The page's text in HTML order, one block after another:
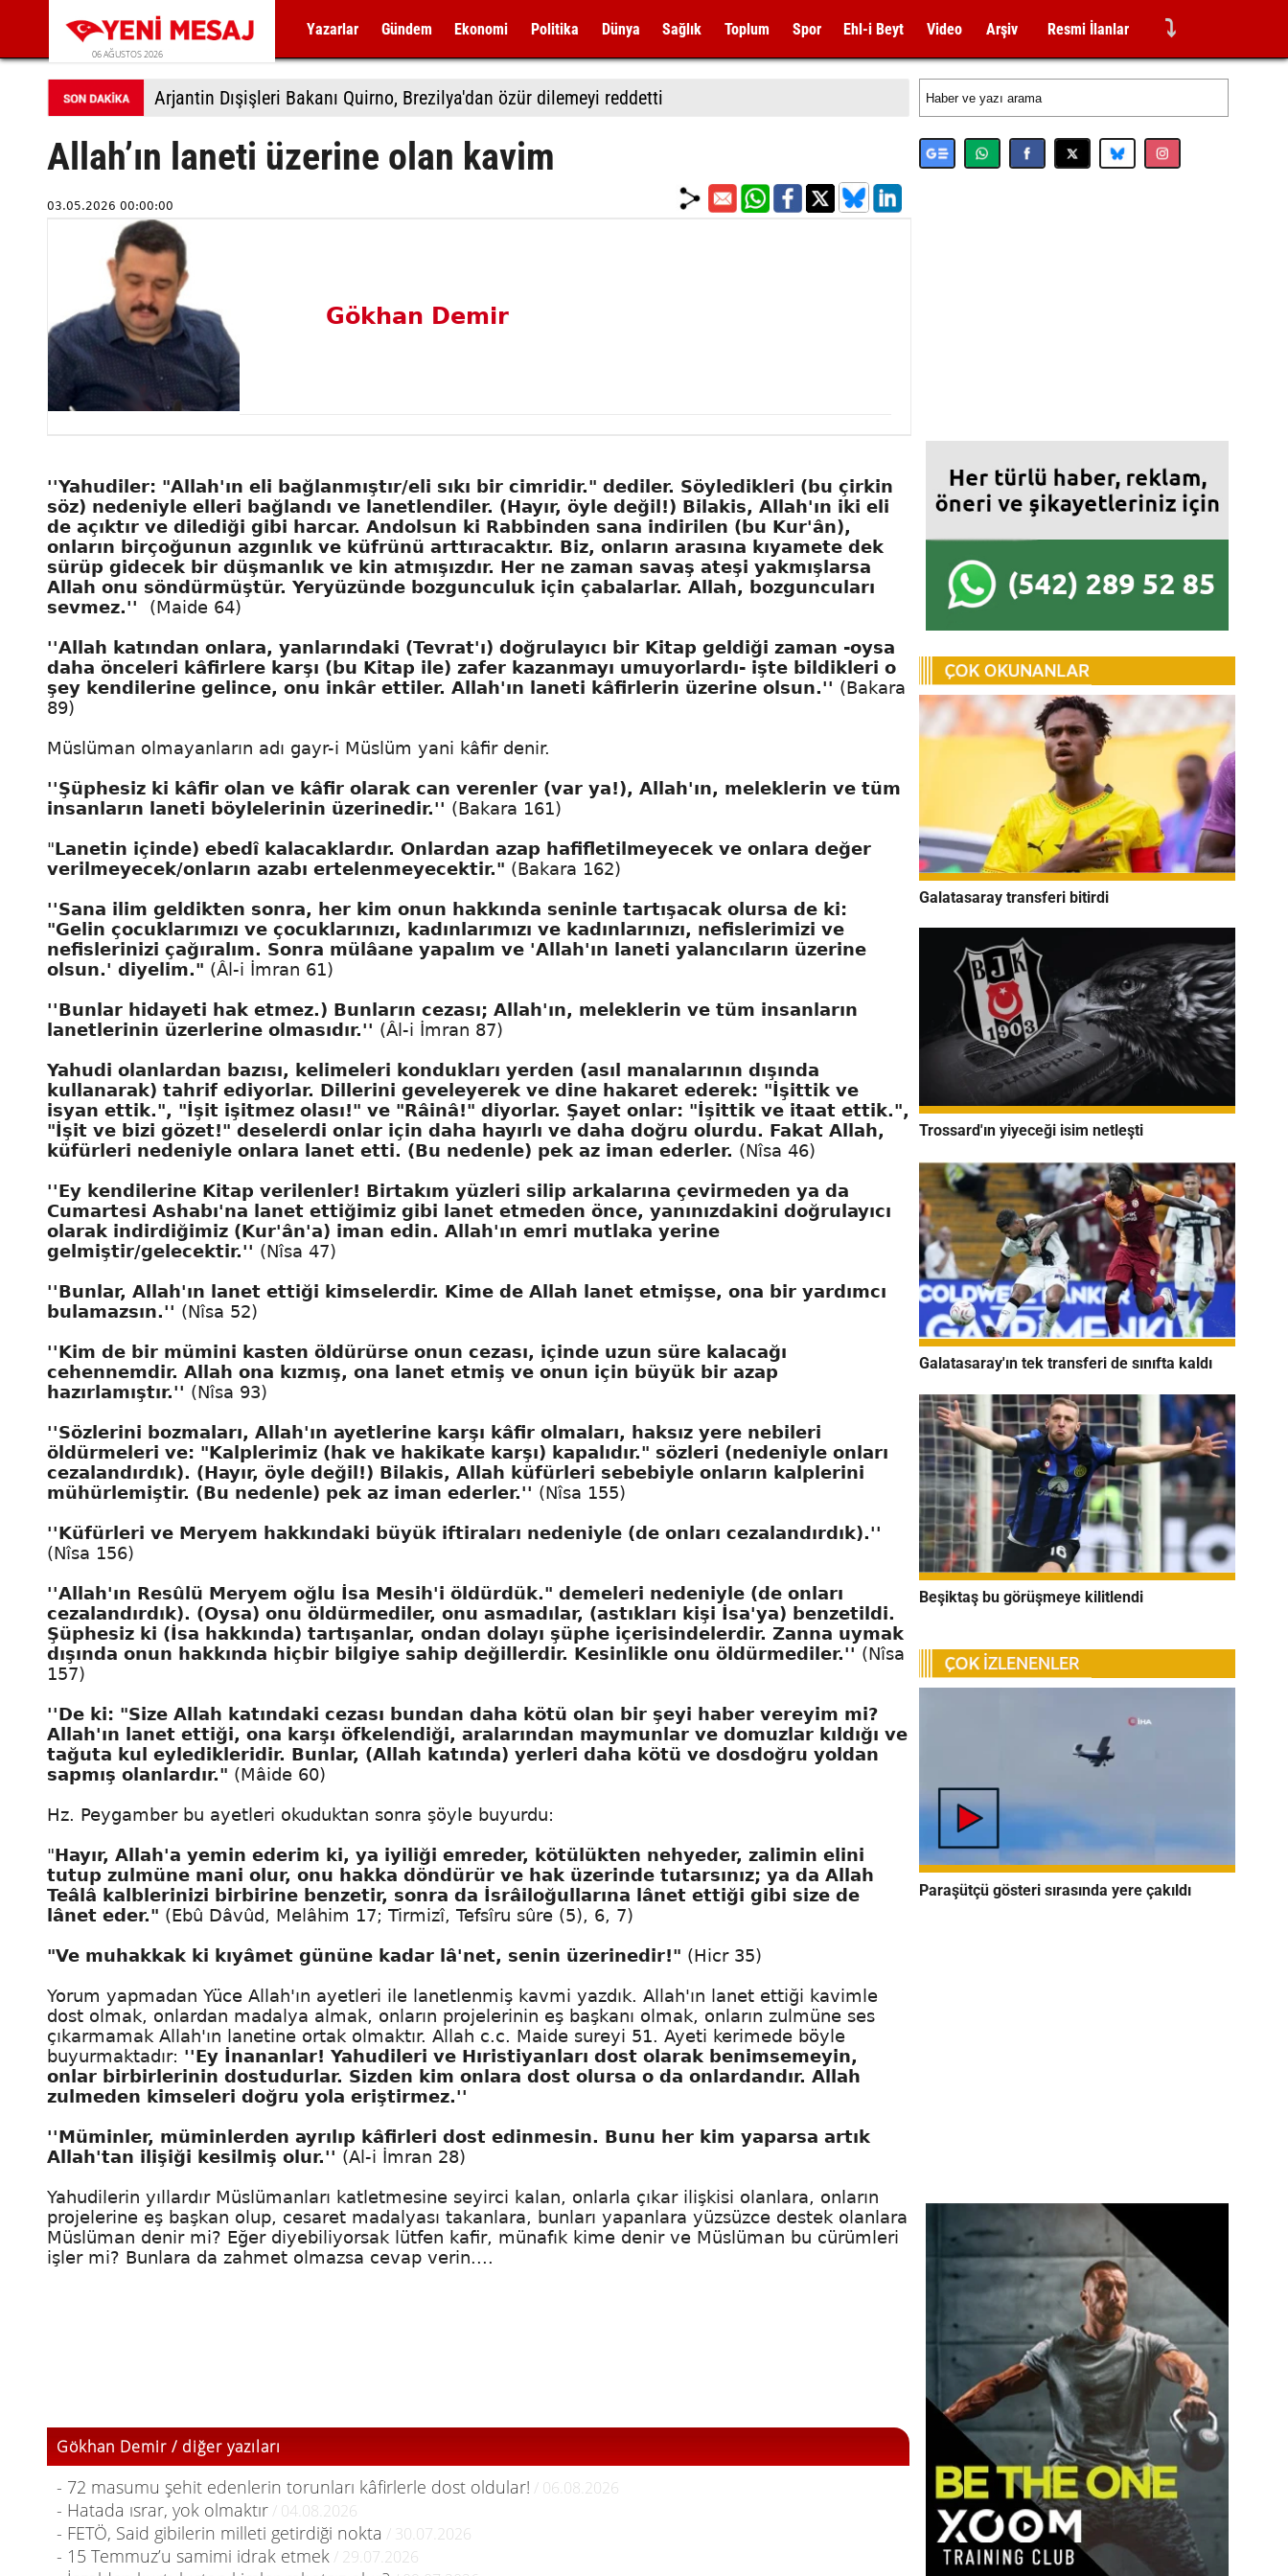
06 AĞUSTOS 2026
Yazarlar Gündem Ekonomi Politika Dünya Sağlık Toplum Spor Ehl-i Beyt Video Arşiv Resmi İlanlar ⤵
Arjantin Dışişleri Bakanı Quirno, Brezilya'dan özür dilemeyi reddetti
Allah’ın laneti üzerine olan kavim
03.05.2026 00:00:00
Gökhan Demir
''Yahudiler: "Allah'ın eli bağlanmıştır/eli sıkı bir cimridir." dediler. Söyledikleri (bu çirkin
söz) nedeniyle elleri bağlandı ve lanetlendiler. (Hayır, öyle değil!) Bilakis, Allah'ın iki eli
de açıktır ve dilediği gibi harcar. Andolsun ki Rabbinden sana indirilen (bu Kur'ân),
onların birçoğunun azgınlık ve küfrünü arttıracaktır. Biz, onların arasına kıyamete dek
sürüp gidecek bir düşmanlık ve kin atmışızdır. Her ne zaman savaş ateşi yakmışlarsa
Allah onu söndürmüştür. Yeryüzünde bozgunculuk için çabalarlar. Allah, bozguncuları
sevmez.'' (Maide 64)
''Allah katından onlara, yanlarındaki (Tevrat'ı) doğrulayıcı bir Kitap geldiği zaman -oysa
daha önceleri kâfirlere karşı (bu Kitap ile) zafer kazanmayı umuyorlardı- işte bildikleri o
şey kendilerine gelince, onu inkâr ettiler. Allah'ın laneti kâfirlerin üzerine olsun.'' (Bakara
89)
Müslüman olmayanların adı gayr-i Müslüm yani kâfir denir.
''Şüphesiz ki kâfir olan ve kâfir olarak can verenler (var ya!), Allah'ın, meleklerin ve tüm
insanların laneti böylelerinin üzerinedir.'' (Bakara 161)
"Lanetin içinde) ebedî kalacaklardır. Onlardan azap hafifletilmeyecek ve onlara değer
verilmeyecek/onların azabı ertelenmeyecektir." (Bakara 162)
''Sana ilim geldikten sonra, her kim onun hakkında seninle tartışacak olursa de ki:
"Gelin çocuklarımızı ve çocuklarınızı, kadınlarımızı ve kadınlarınızı, nefislerimizi ve
nefislerinizi çağıralım. Sonra mülâane yapalım ve 'Allah'ın laneti yalancıların üzerine
olsun.' diyelim." (Âl-i İmran 61)
''Bunlar hidayeti hak etmez.) Bunların cezası; Allah'ın, meleklerin ve tüm insanların
lanetlerinin üzerlerine olmasıdır.'' (Âl-i İmran 87)
Yahudi olanlardan bazısı, kelimeleri kondukları yerden (asıl manalarının dışında
kullanarak) tahrif ediyorlar. Dillerini geveleyerek ve dine hakaret ederek: "İşittik ve
isyan ettik.", "İşit işitmez olası!" ve "Râinâ!" diyorlar. Şayet onlar: "İşittik ve itaat ettik.",
"İşit ve bizi gözet!" deselerdi onlar için daha hayırlı ve daha doğru olurdu. Fakat Allah,
küfürleri nedeniyle onlara lanet etti. (Bu nedenle) pek az iman ederler. (Nîsa 46)
''Ey kendilerine Kitap verilenler! Birtakım yüzleri silip arkalarına çevirmeden ya da
Cumartesi Ashabı'na lanet ettiğimiz gibi lanet etmeden önce, yanınızdakini doğrulayıcı
olarak indirdiğimiz (Kur'ân'a) iman edin. Allah'ın emri mutlaka yerine
gelmiştir/gelecektir.'' (Nîsa 47)
''Bunlar, Allah'ın lanet ettiği kimselerdir. Kime de Allah lanet etmişse, ona bir yardımcı
bulamazsın.'' (Nîsa 52)
''Kim de bir mümini kasten öldürürse onun cezası, içinde uzun süre kalacağı
cehennemdir. Allah ona kızmış, ona lanet etmiş ve onun için büyük bir azap
hazırlamıştır.'' (Nîsa 93)
''Sözlerini bozmaları, Allah'ın ayetlerine karşı kâfir olmaları, haksız yere nebileri
öldürmeleri ve: "Kalplerimiz (hak ve hakikate karşı) kapalıdır." sözleri (nedeniyle onları
cezalandırdık). (Hayır, öyle değil!) Bilakis, Allah küfürleri sebebiyle onların kalplerini
mühürlemiştir. (Bu nedenle) pek az iman ederler.'' (Nîsa 155)
''Küfürleri ve Meryem hakkındaki büyük iftiraları nedeniyle (de onları cezalandırdık).''
(Nîsa 156)
''Allah'ın Resûlü Meryem oğlu İsa Mesih'i öldürdük." demeleri nedeniyle (de onları
cezalandırdık). (Oysa) onu öldürmediler, onu asmadılar, (astıkları kişi İsa'ya) benzetildi.
Şüphesiz ki (İsa hakkında) tartışanlar, ondan dolayı şüphe içerisindelerdir. Zanna uymak
dışında onun hakkında hiçbir bilgiye sahip değillerdir. Kesinlikle onu öldürmediler.'' (Nîsa
157)
''De ki: "Size Allah katındaki cezası bundan daha kötü olan bir şeyi haber vereyim mi?
Allah'ın lanet ettiği, ona karşı öfkelendiği, aralarından maymunlar ve domuzlar kıldığı ve
tağuta kul eyledikleridir. Bunlar, (Allah katında) yerleri daha kötü ve dosdoğru yoldan
sapmış olanlardır." (Mâide 60)
Hz. Peygamber bu ayetleri okuduktan sonra şöyle buyurdu:
"Hayır, Allah'a yemin ederim ki, ya iyiliği emreder, kötülükten nehyeder, zalimin elini
tutup zulmüne mani olur, onu hakka döndürür ve hak üzerinde tutarsınız; ya da Allah
Teâlâ kalblerinizi birbirine benzetir, sonra da İsrâiloğullarına lânet ettiği gibi size de
lânet eder." (Ebû Dâvûd, Melâhim 17; Tirmizî, Tefsîru sûre (5), 6, 7)
"Ve muhakkak ki kıyâmet gününe kadar lâ'net, senin üzerinedir!" (Hicr 35)
Yorum yapmadan Yüce Allah'ın ayetleri ile lanetlenmiş kavmi yazdık. Allah'ın lanet ettiği kavimle
dost olmak, onlardan madalya almak, onların projelerinin eş başkanı olmak, onların zulmüne ses
çıkarmamak Allah'ın lanetine ortak olmaktır. Allah c.c. Maide sureyi 51. Ayeti kerimede böyle
buyurmaktadır: ''Ey İnananlar! Yahudileri ve Hıristiyanları dost olarak benimsemeyin,
onlar birbirlerinin dostudurlar. Sizden kim onlara dost olursa o da onlardandır. Allah
zulmeden kimseleri doğru yola eriştirmez.''
''Müminler, müminlerden ayrılıp kâfirleri dost edinmesin. Bunu her kim yaparsa artık
Allah'tan ilişiği kesilmiş olur.'' (Al-i İmran 28)
Yahudilerin yıllardır Müslümanları katletmesine seyirci kalan, onlarla çıkar ilişkisi olanlara, onların
projelerine eş başkan olup, cesaret madalyası takanlara, bunları yapanlara yüzsüzce destek olanlara
Müslüman denir mi? Eğer diyebiliyorsak lütfen kafir, münafık kime denir ve Müslüman bu cürümleri
işler mi? Bunlara da zahmet olmazsa cevap verin....
Gökhan Demir / diğer yazıları
- 72 masumu şehit edenlerin torunları kâfirlerle dost oldular! / 06.08.2026
- Hatada ısrar, yok olmaktır / 04.08.2026
- FETÖ, Said gibilerin milleti getirdiği nokta / 30.07.2026
- 15 Temmuz’u samimi idrak etmek / 29.07.2026
Galatasaray transferi bitirdi
Trossard'ın yiyeceği isim netleşti
Galatasaray'ın tek transferi de sınıfta kaldı
Beşiktaş bu görüşmeye kilitlendi
Paraşütçü gösteri sırasında yere çakıldı